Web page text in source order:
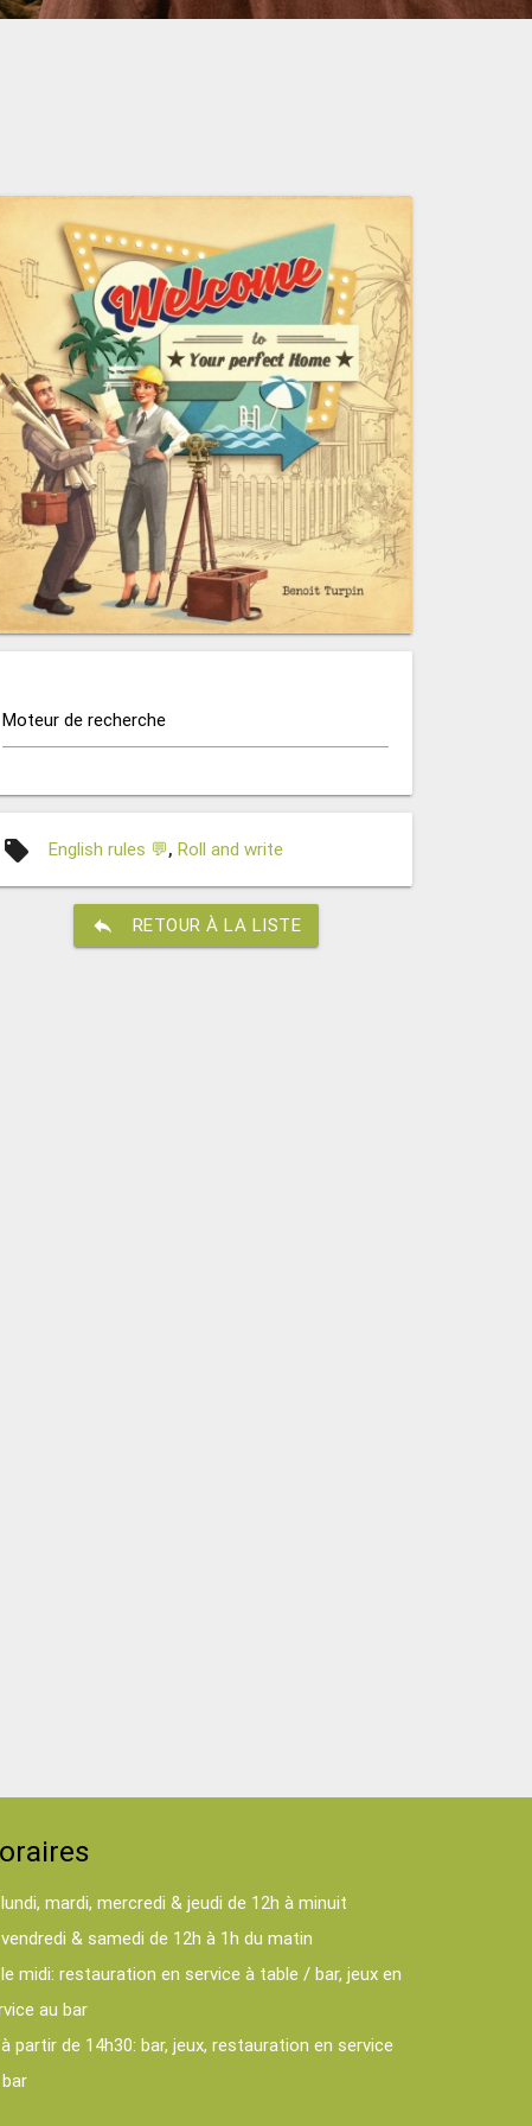
Moteur de recherche
local_offer English rules 💬,Roll and write
reply RETOUR À LA LISTE
lundi, mardi, mercredi & jeudi de 12h à minuit
vendredi & samedi de 12h à 1h du matin
le midi: restauration en service à table / bar, jeux en
au bar
à partir de 14h30: bar, jeux, restauration en service